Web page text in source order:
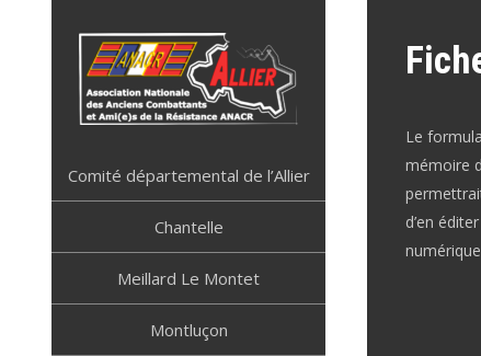
Comité départemental de l’Allier
Chantelle
Meillard Le Montet
Montluçon
Le
mémoire
d’en